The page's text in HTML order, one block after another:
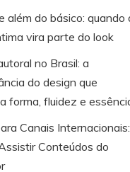
além do básico: quando
vira parte do look
no Brasil: a
do design que
forma, fluidez e
Canais Internacionais:
Conteúdos do